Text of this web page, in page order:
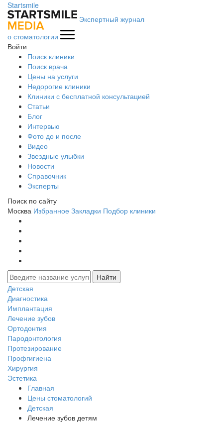
Startsmile
Экспертный журнал
о стоматологии
Войти
Поиск клиники
Поиск врача
Цены на услуги
Недорогие клиники
Клиники с бесплатной консультацией
Статьи
Блог
Интервью
Фото до и после
Видео
Звездные улыбки
Новости
Справочник
Эксперты
Поиск по сайту
Москва Избранное Закладки Подбор клиники
Детская
Диагностика
Имплантация
Лечение зубов
Ортодонтия
Пародонтология
Протезирование
Профгигиена
Хирургия
Эстетика
Главная
Цены стоматологий
Детская
Лечение зубов детям